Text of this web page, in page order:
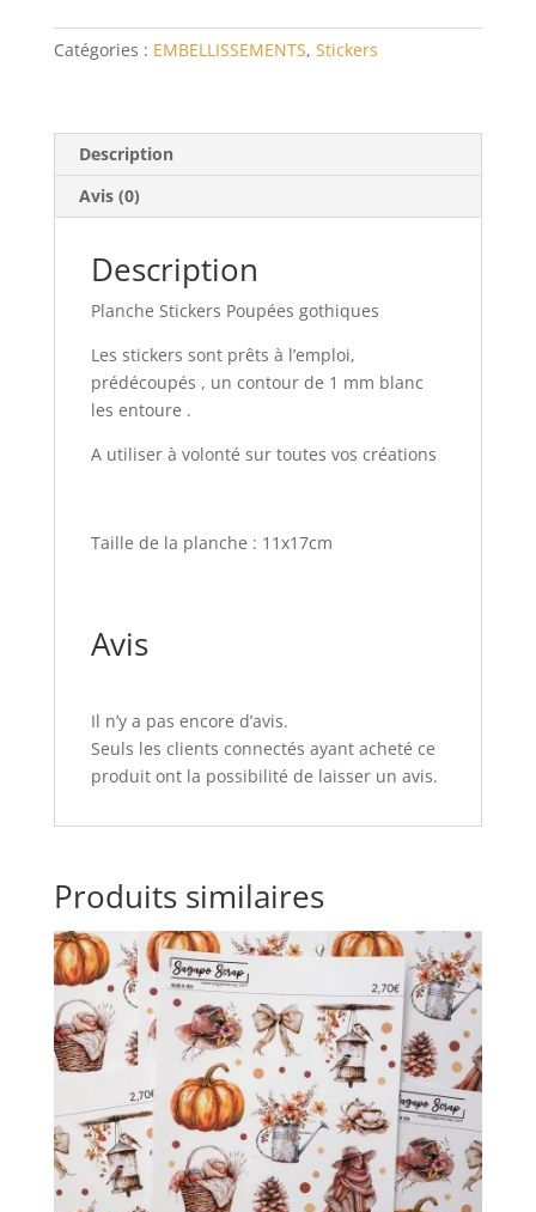
Catégories : EMBELLISSEMENTS, Stickers
Description
Avis (0)
Description
Planche Stickers Poupées gothiques
Les stickers sont prêts à l’emploi,
prédécoupés , un contour de 1 mm blanc
les entoure .
A utiliser à volonté sur toutes vos créations
Taille de la planche : 11x17cm
Avis
Il n’y a pas encore d’avis.
Seuls les clients connectés ayant acheté ce
produit ont la possibilité de laisser un avis.
Produits similaires